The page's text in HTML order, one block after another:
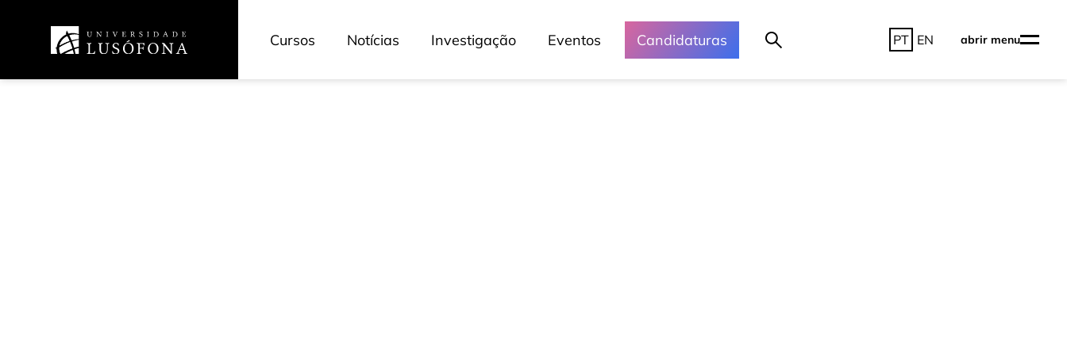
Cursos Notícias Investigação Eventos Candidaturas PT EN abrir menu